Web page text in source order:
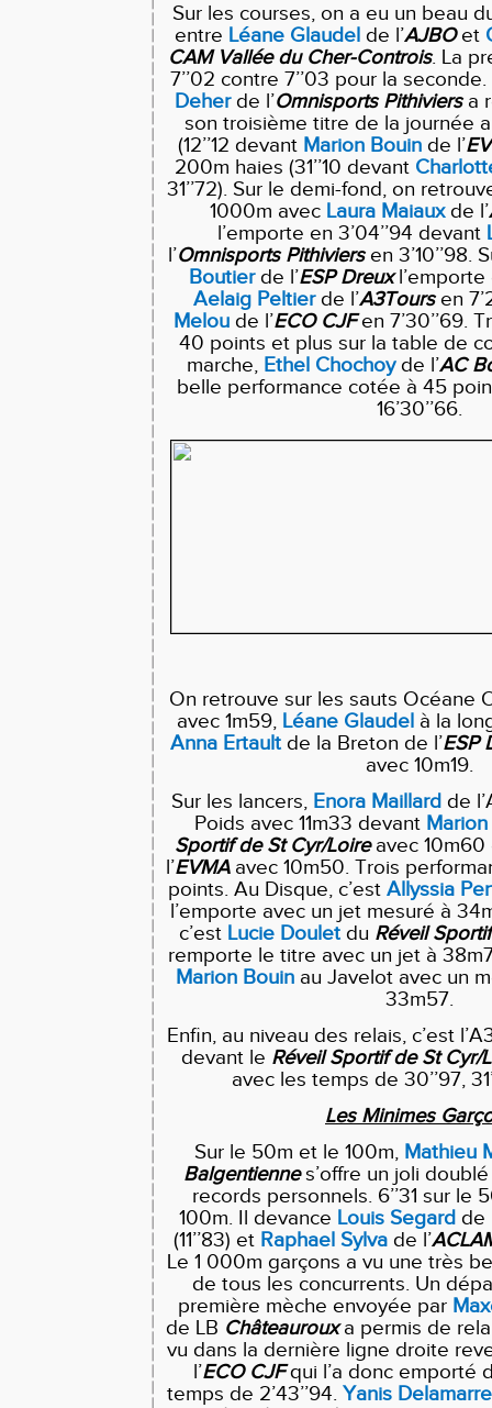
Sur les courses, on a eu un beau
entre Léane Glaudel de l’AJBOet
CAM Vallée du Cher-Controis. La
7’’02 contre 7’’03 pour la
Deher de l’Omnisports Pithiviersa
son troisième titre de la journée
(12’’12 devant Marion Bouin de l’
200m haies (31’’10 devant
31’’72). Sur le demi-fond, on
1000m avec Laura Maiaux de l’
l’emporte en 3’04’’94 devant
l’Omnisports Pithiviersen
Boutier de l’ESP Dreuxl’emporte
Aelaig Peltier de l’A3Toursen
Melou de l’ECO CJFen 7’30’’69.
40 points et plus sur la table de
marche, Ethel Chochoy de l’AC
belle performance cotée à 45
16’30’’66.
On retrouve sur les sauts Océane
avec 1m59, Léane Glaudel à la
Anna Ertault de la Breton de l’ESP
avec 10m19.
Sur les lancers, Enora Maillard de
Poids avec 11m33 devant Marion
Sportif de St Cyr/Loireavec
l’EVMA avec 10m50. Trois
points. Au Disque, c’est Allyssia
l’emporte avec un jet mesuré à
c’est Lucie Doulet du Réveil
remporte le titre avec un jet à
Marion Bouin au Javelot avec un
33m57.
Enfin, au niveau des relais, c’est
devant le Réveil Sportif de St Cyr/
avec les temps de 30’’97,
Les Minimes
Sur le 50m et le 100m, Mathieu
Balgentiennes’offre un joli
records personnels. 6’’31 sur le
100m. Il devance Louis Segard de
(11’’83) et Raphael Sylva de l’
Le 1 000m garçons a vu une très
de tous les concurrents. Un
première mèche envoyée par
de LB Châteaurouxa permis de
vu dans la dernière ligne droite
l’ECO CJFqui l’a donc emporté
temps de 2’43’’94. Yanis Delamarre